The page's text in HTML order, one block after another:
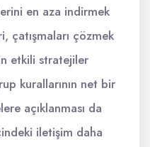
en aza indirmek
çatışmaları çözmek
etkili stratejiler
kurallarının net bir
açıklanması da
iletişim daha